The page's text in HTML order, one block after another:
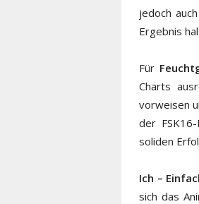
jedoch
Ergebnis
Für
Charts
vorweisen
der
soliden
Ich –
sich das